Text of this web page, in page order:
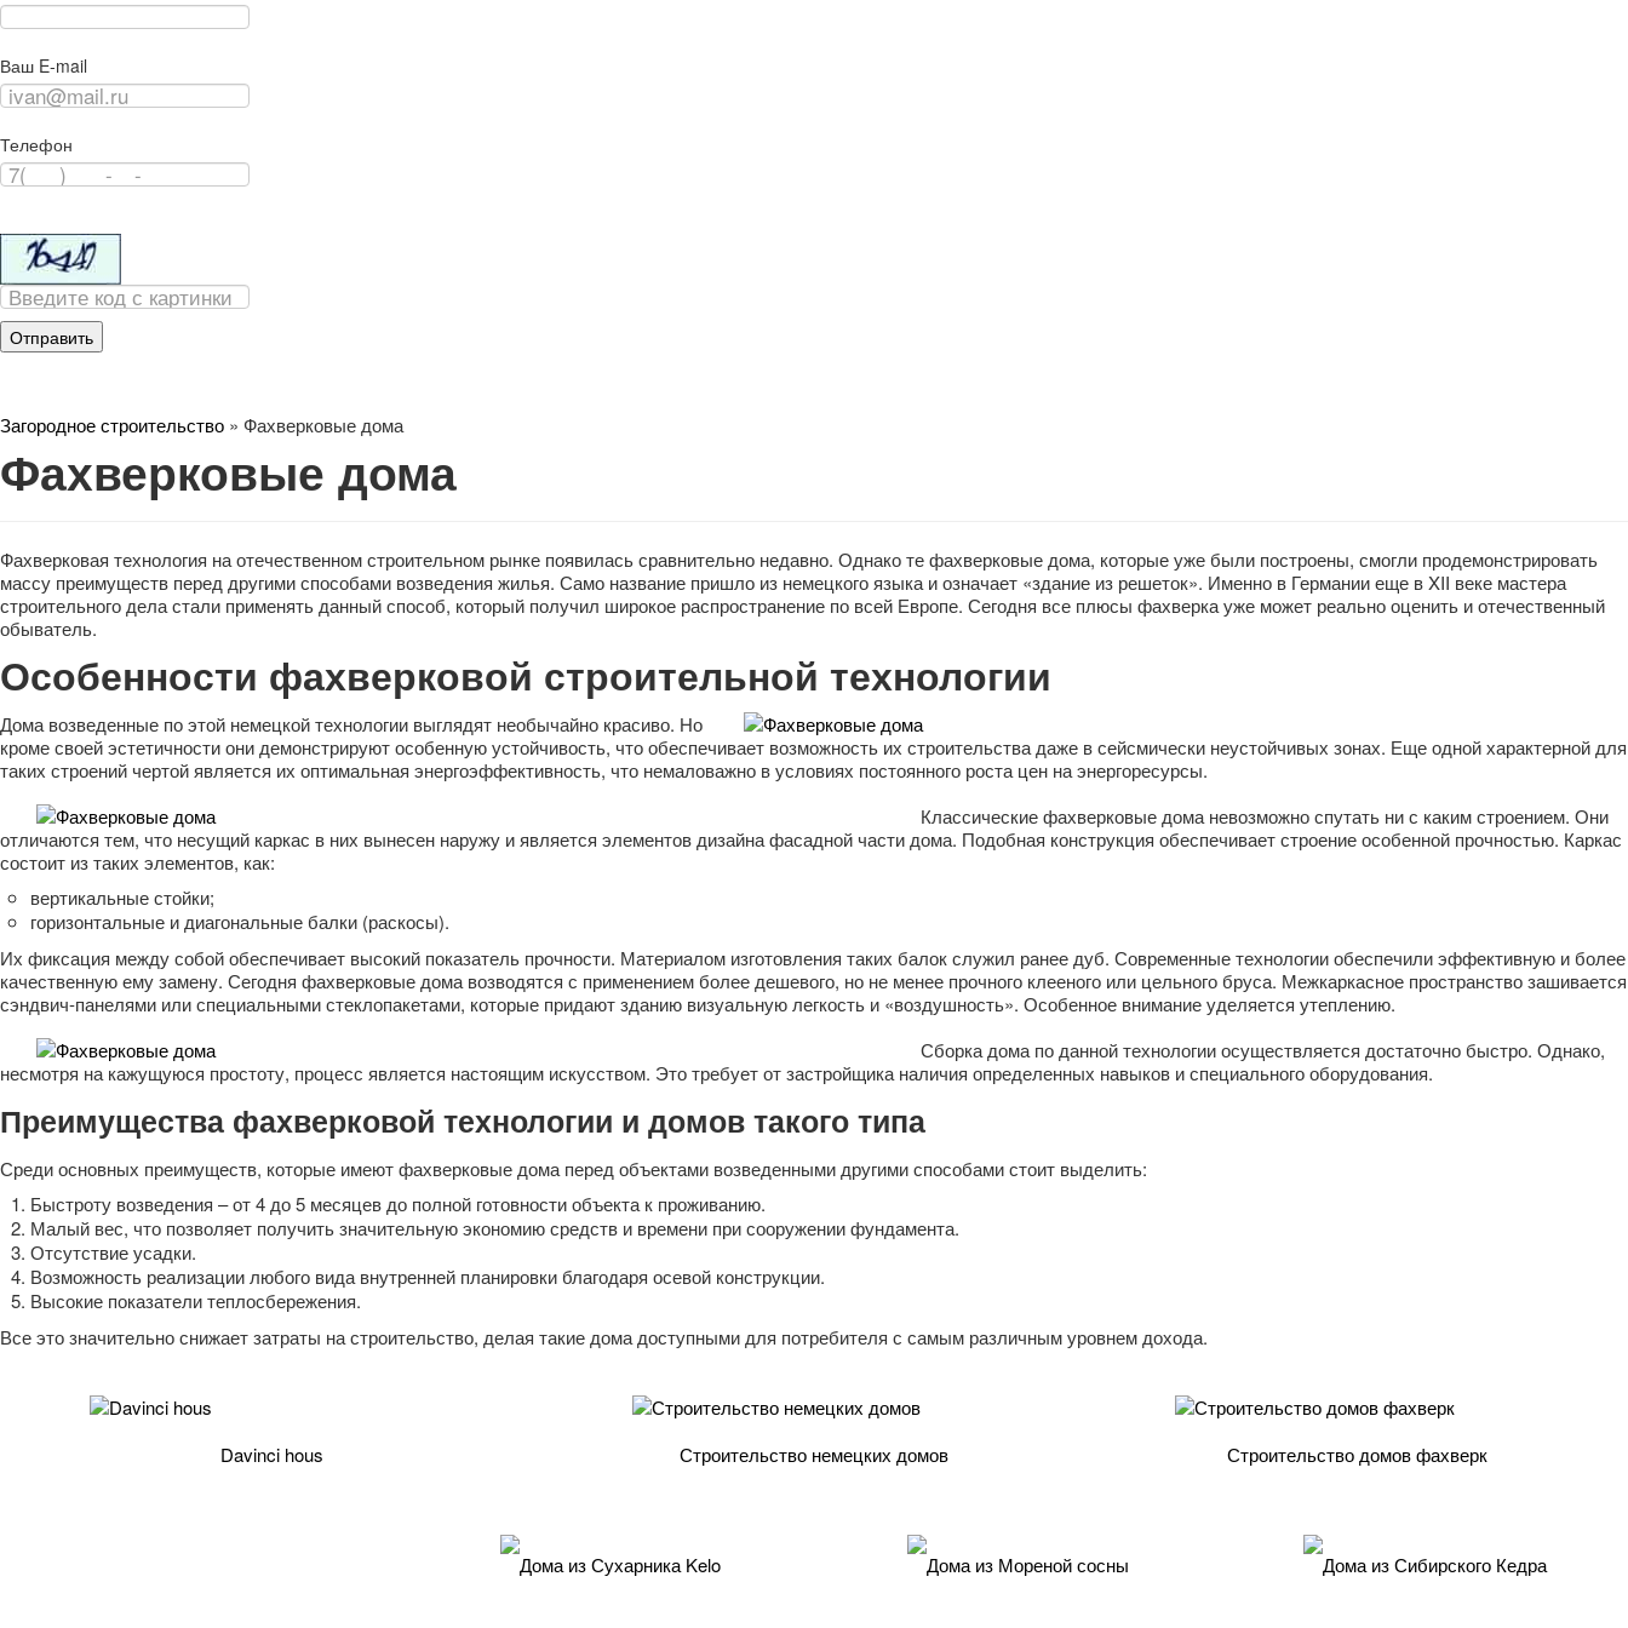
Ваш E-mail
Телефон
Загородное строительство » Фахверковые дома
Фахверковые дома
Фахверковая технология на отечественном строительном рынке появилась сравнительно недавно. Однако те фахверковые дома, которые уже были построены, смогли продемонстрировать
массу преимуществ перед другими способами возведения жилья. Само название пришло из немецкого языка и означает «здание из решеток». Именно в Германии еще в XII веке мастера
строительного дела стали применять данный способ, который получил широкое распространение по всей Европе. Сегодня все плюсы фахверка уже может реально оценить и отечественный
обыватель.
Особенности фахверковой строительной технологии
Дома возведенные по этой немецкой технологии выглядят необычайно красиво. Но
кроме своей эстетичности они демонстрируют особенную устойчивость, что обеспечивает возможность их строительства даже в сейсмически неустойчивых зонах. Еще одной характерной для
таких строений чертой является их оптимальная энергоэффективность, что немаловажно в условиях постоянного роста цен на энергоресурсы.
Классические фахверковые дома невозможно спутать ни с каким строением. Они
отличаются тем, что несущий каркас в них вынесен наружу и является элементов дизайна фасадной части дома. Подобная конструкция обеспечивает строение особенной прочностью. Каркас
состоит из таких элементов, как:
вертикальные стойки;
горизонтальные и диагональные балки (раскосы).
Их фиксация между собой обеспечивает высокий показатель прочности. Материалом изготовления таких балок служил ранее дуб. Современные технологии обеспечили эффективную и более
качественную ему замену. Сегодня фахверковые дома возводятся с применением более дешевого, но не менее прочного клееного или цельного бруса. Межкаркасное пространство зашивается
сэндвич-панелями или специальными стеклопакетами, которые придают зданию визуальную легкость и «воздушность». Особенное внимание уделяется утеплению.
Сборка дома по данной технологии осуществляется достаточно быстро. Однако,
несмотря на кажущуюся простоту, процесс является настоящим искусством. Это требует от застройщика наличия определенных навыков и специального оборудования.
Преимущества фахверковой технологии и домов такого типа
Среди основных преимуществ, которые имеют фахверковые дома перед объектами возведенными другими способами стоит выделить:
Быстроту возведения – от 4 до 5 месяцев до полной готовности объекта к проживанию.
Малый вес, что позволяет получить значительную экономию средств и времени при сооружении фундамента.
Отсутствие усадки.
Возможность реализации любого вида внутренней планировки благодаря осевой конструкции.
Высокие показатели теплосбережения.
Все это значительно снижает затраты на строительство, делая такие дома доступными для потребителя с самым различным уровнем дохода.
Davinci hous Строительство немецких домов Строительство домов фахверк